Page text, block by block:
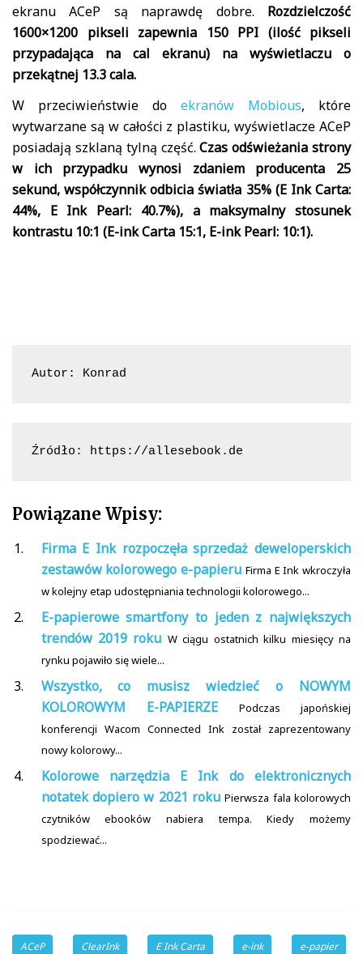
ekranu ACeP są naprawdę dobre. Rozdzielczość
1600×1200 pikseli zapewnia 150 PPI (ilość pikseli
przypadająca na cal ekranu) na wyświetlaczu o
przekątnej 13.3 cala.
W przeciwieństwie do ekranów Mobious, które
wytwarzane są w całości z plastiku, wyświetlacze ACeP
posiadają szklaną tylną część.Czas odświeżania strony
w ich przypadku wynosi zdaniem producenta 25
sekund, współczynnik odbicia światła 35% (E Ink Carta:
44%, E Ink Pearl: 40.7%), a maksymalny stosunek
kontrastu 10:1 (E-ink Carta 15:1, E-ink Pearl: 10:1).
Autor: Konrad
Źródło: https://allesebook.de
Powiązane Wpisy:
Firma E Ink rozpoczęła sprzedaż deweloperskich
zestawów kolorowego e-papieru Firma E Ink wkroczyła
w kolejny etap udostępniania technologii kolorowego...
E-papierowe smartfony to jeden z największych
trendów 2019 roku W ciągu ostatnich kilku miesięcy na
rynku pojawiło się wiele...
Wszystko, co musisz wiedzieć o NOWYM
KOLOROWYM E-PAPIERZE
Podczas japońskiej
konferencji Wacom Connected Ink został zaprezentowany
nowy kolorowy...
Kolorowe narzędzia E Ink do elektronicznych
notatek dopiero w 2021 roku Pierwsza fala kolorowych
czytników ebooków nabiera tempa. Kiedy możemy
spodziewać...
ACeP ClearInk E Ink Carta e-ink e-papier